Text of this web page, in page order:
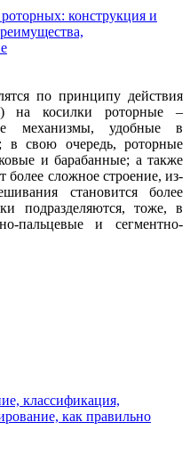
конструкция и
по принципу действия
на косилки роторные –
механизмы, удобные в
в свою очередь, роторные
и барабанные; а также
сложное строение, из-
становится более
подразделяются, тоже, в
пальцевые и сегментно-
классификация,
как правильно